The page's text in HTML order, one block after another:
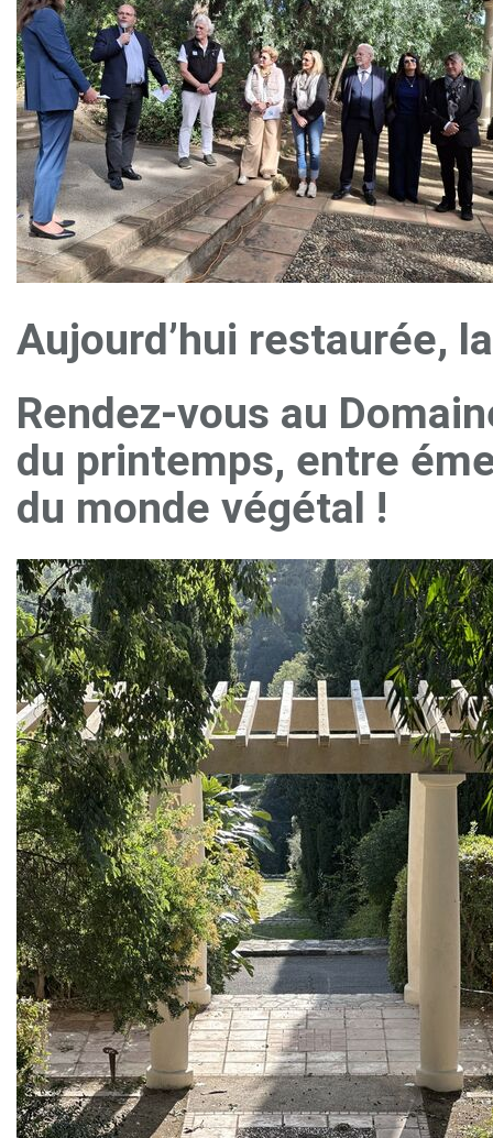
Aujourd’hui restaurée,
Rendez-vous au
du printemps, entre
du monde végétal !